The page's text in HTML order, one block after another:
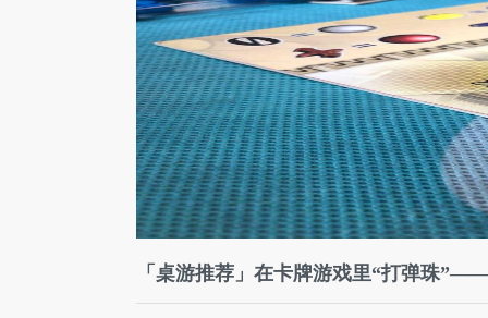
「桌游推荐」在卡牌游戏里“打弹珠